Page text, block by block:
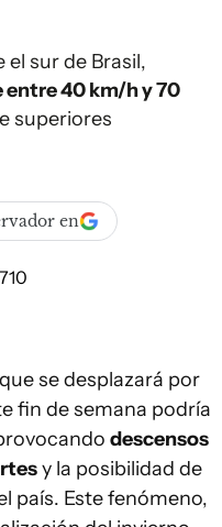
el sur de Brasil,
entre 40 km/h y 70
superiores
en
que se desplazará por
fin de semana podría
descensos
y la posibilidad de
país. Este fenómeno,